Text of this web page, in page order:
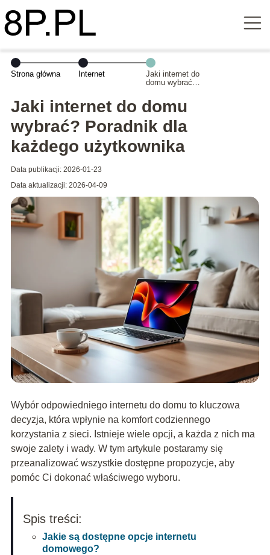
Strona główna Internet
Jaki internet do
domu wybrać?
każdego
użytkownika
Jaki internet do domu
wybrać? Poradnik dla
każdego użytkownika
Data publikacji: 2026-01-23
Data aktualizacji: 2026-04-09
Wybór odpowiedniego internetu do domu to kluczowa
decyzja, która wpłynie na komfort codziennego
korzystania z sieci. Istnieje wiele opcji, a każda z nich ma
swoje zalety i wady. W tym artykule postaramy się
przeanalizować wszystkie dostępne propozycje, aby
pomóc Ci dokonać właściwego wyboru.
Spis treści:
Jakie są dostępne opcje internetu
domowego?